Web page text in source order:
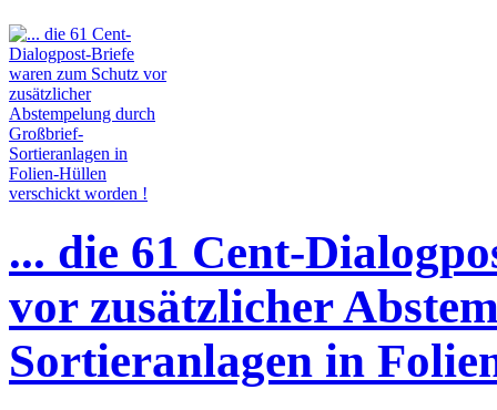
... die 61 Cent-
vor zusätzlicher
Sortieranlagen in